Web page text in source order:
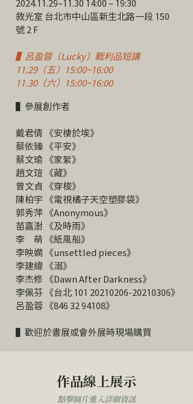
2024.11.29–11.30 14:00 – 19:30
敘光室 台北市中山區新生北路一段 150
號 2 F
▌呂盈蓉（Lucky）戰利品短講
11.29（五）15:00~16:00
11.30（六）15:00~16:00
▌參展創作者
戴君倩 《安棲於埃》
蔡依臻 《平安》
蔡文瑜 《家絮》
趙文瑄 《藏》
曾文貞 《穿梭》
陳柏宇 《電視橘子天空塑膠袋》
郭秀萍 《Anonymous》
苗嘉澍 《及時雨》
李 萌 《紙風船》
李映嫻 《unsettled pieces》
李建緯 《溺》
李杰修 《Dawn After Darkness》
李佩芬 《台北101 20210206-20210306》
呂盈蓉 《84632 94108》
▌歡迎於書展或會外展時現場購買
作品線上展示
點擊圖片進入詳細資訊